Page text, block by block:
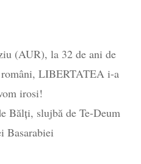
(AUR), la 32 de ani de
LIBERTATEA i-a
irosi!
Bălţi, slujbă de Te-Deum
Basarabiei